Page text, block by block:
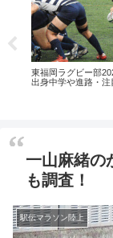
東福岡ラグビー部
出身中学や進路・注
一山麻緒の
も調査！
駅伝マラソン陸上